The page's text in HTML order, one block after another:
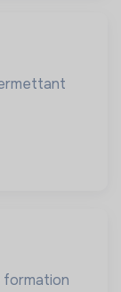
formation